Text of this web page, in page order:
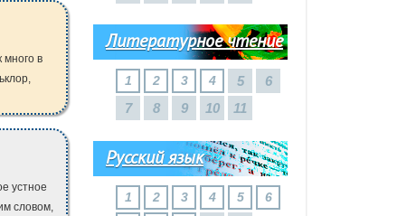
много в
устное
словом,
Литературное чтение
1 2 3 4 5
6
7
8 9 10 11
Русский язык
1 2 3 4 5
6